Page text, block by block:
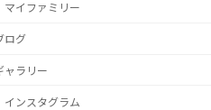
マイファミリー
ログ
ャラリー
インスタグラム